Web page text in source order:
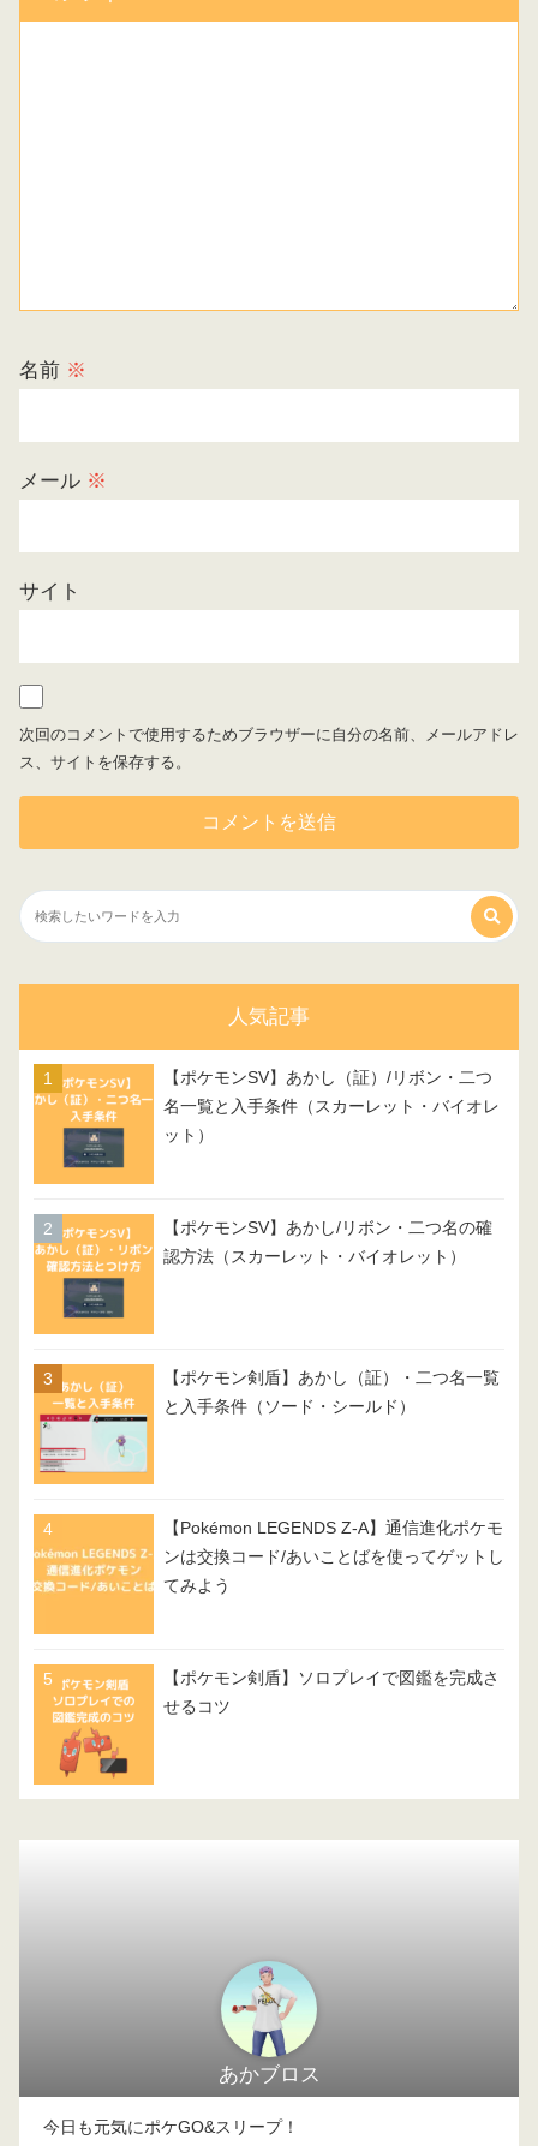
名前 ※
メール ※
サイト
次回のコメントで使用するためブラウザーに自分の名前、メールアドレ
ス、サイトを保存する。
人気記事
【ポケモンSV】あかし（証）/リボン・二つ
名一覧と入手条件（スカーレット・バイオレ
ット）
【ポケモンSV】あかし/リボン・二つ名の確
認方法（スカーレット・バイオレット）
【ポケモン剣盾】あかし（証）・二つ名一覧
と入手条件（ソード・シールド）
【Pokémon LEGENDS Z-A】通信進化ポケモ
ンは交換コード/あいことばを使ってゲットし
てみよう
【ポケモン剣盾】ソロプレイで図鑑を完成さ
せるコツ
あかブロス
今日も元気にポケGO&スリープ！